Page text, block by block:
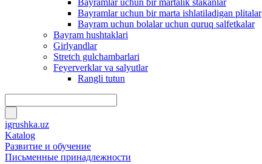
Bayramlar uchun bir martalik stakanlar
Bayramlar uchun bir marta ishlatiladigan plitalar
Bayram uchun bolalar uchun quruq salfetkalar
Bayram hushtaklari
Girlyandlar
Stretch gulchambarlari
Feyerverklar va salyutlar
Rangli tutun
igrushka.uz
Katalog
Развитие и обучение
Письменные принадлежности